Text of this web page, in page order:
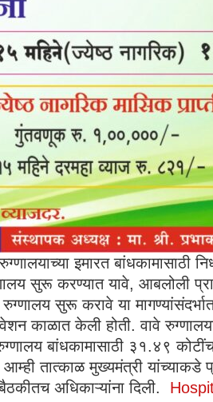
इमारत बांधकामासाठी
सुरू करण्यात यावे, आबलोली
सुरू करावे या
काळात केली होती. वावे
बांधकामासाठी ३१.४९
तात्काळ मुख्यमंत्री यांच्याकडे
अधिकाऱ्यांना दिली.